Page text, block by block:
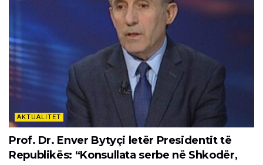
AKTUALITET
Prof. Dr. Enver Bytyçi letër Presidentit të
Republikës: “Konsullata serbe në Shkodër,